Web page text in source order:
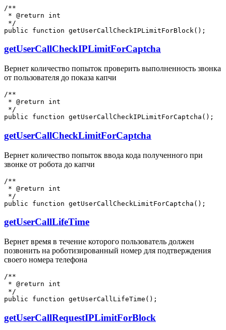
/**
* @return int
*/
getUserCallCheckIPLimitForCaptcha
Вернет количество попыток проверить выполненность звонка
от пользователя до показа капчи
/**
* @return int
*/
getUserCallCheckLimitForCaptcha
Вернет количество попыток ввода кода полученного при
звонке от робота до капчи
/**
* @return int
*/
getUserCallLifeTime
Вернет время в течение которого пользователь должен
позвонить на роботизированный номер для подтверждения
своего номера телефона
/**
* @return int
*/
getUserCallRequestIPLimitForBlock